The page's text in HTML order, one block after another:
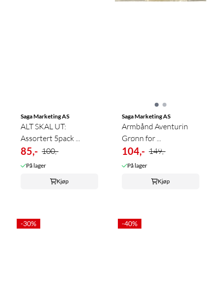
Saga Marketing AS
ALT SKAL UT:
Assortert 5pack ...
85,- 100,-
På lager
Kjøp
Saga Marketing AS
Armbånd Aventurin
Grønn for ...
104,- 149,-
På lager
Kjøp
-30% -40%